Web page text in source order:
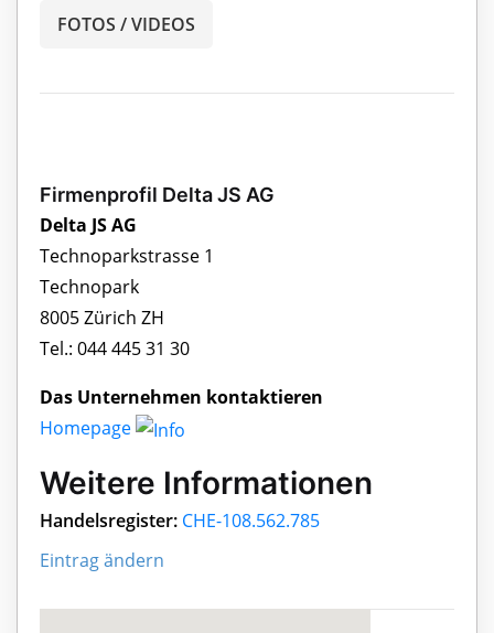
FOTOS / VIDEOS
Firmenprofil Delta JS AG
Delta JS AG
Technoparkstrasse 1
Technopark
8005 Zürich ZH
Tel.: 044 445 31 30
Das Unternehmen kontaktieren
Homepage
Weitere Informationen
Handelsregister: CHE-108.562.785
Eintrag ändern